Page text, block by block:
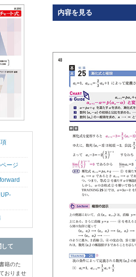
内容を見る
ージ
て
籍のた
おりませ